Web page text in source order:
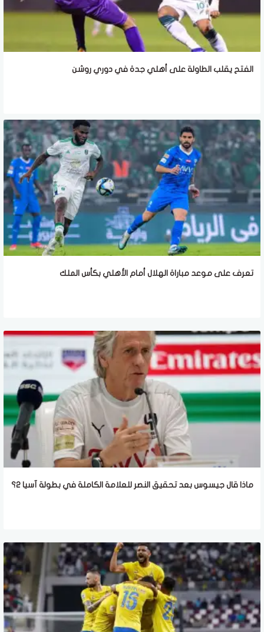
الفتح يقلب الطاولة على أهلي جدة في دوري روشن
تعرف على موعد مباراة الهلال أمام الأهلي بكأس الملك
ماذا قال جيسوس بعد تحقيق النصر للعلامة الكاملة في بطولة آسيا 2؟